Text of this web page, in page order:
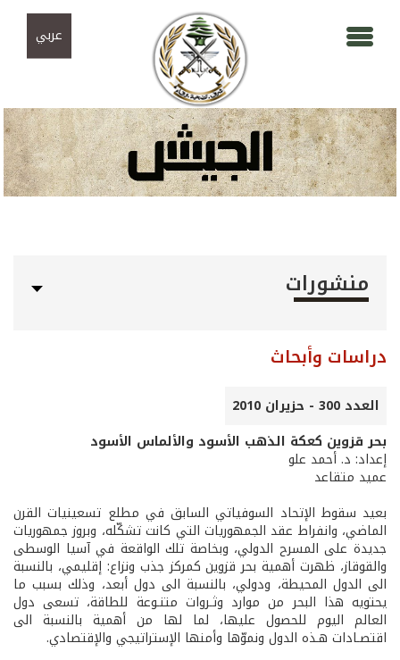
عربي
منشورات
دراسات وأبحاث
العدد 300 - حزيران 2010
بحر قزوين كعكة الذهب الأسود والألماس الأسود
إعداد: د. أحمد علو
عميد متقاعد
بعيد سقوط الإتحاد السوفياتي السابق في مطلع تسعينيات القرن
الماضي، وانفراط عقد الجمهوريات التي كانت تشكّله، وبروز جمهوريات
جديدة على المسرح الدولي، وبخاصة تلك الواقعة في آسيا الوسطى
والقوقاز، ظهرت أهمية بحر قزوين كمركز جذب ونزاع: إقليمي، بالنسبة
الى الدول المحيطة، ودولي، بالنسبة الى دول أبعد، وذلك بسبب ما
يحتويه هذا البحر من موارد وثـروات متنـوعة للطاقة، تسعى دول
العالم اليوم للحصول عليها، لما لها من أهمية بالنسبة الى
اقتصـادات هـذه الدول ونموّها وأمنها الإستراتيجي والإقتصادي.